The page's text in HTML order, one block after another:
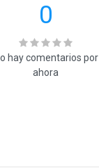
0
hay comentarios por
ahora